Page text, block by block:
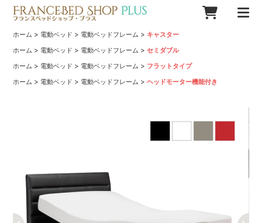
ホーム > 電動ベッド > 電動ベッドフレーム > キャスター
ホーム > 電動ベッド > 電動ベッドフレーム >セミダブル
ホーム > 電動ベッド > 電動ベッドフレーム > フラットタイプ
ホーム > 電動ベッド > 電動ベッドフレーム >ヘッドモーター機能付き